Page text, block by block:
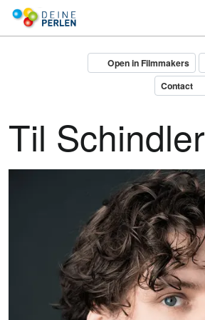
Open in Filmmakers
Contact
Til Schindler